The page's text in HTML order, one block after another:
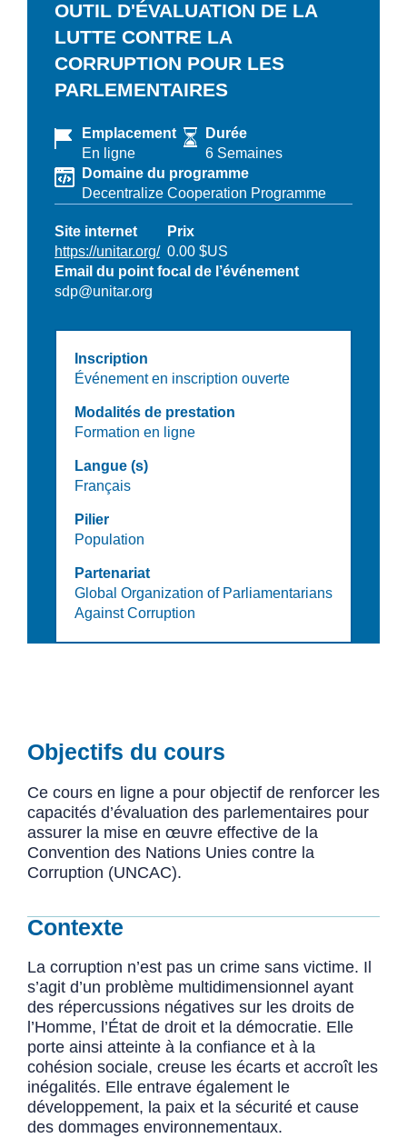
OUTIL D'ÉVALUATION DE LA
LUTTE CONTRE LA
CORRUPTION POUR LES
PARLEMENTAIRES
Emplacement
En ligne
Durée
6 Semaines
Domaine du programme
Decentralize Cooperation Programme
Site internet
https://unitar.org/
Prix
0.00 $US
Email du point focal de l’événement
sdp@unitar.org
Inscription
Événement en inscription ouverte
Modalités de prestation
Formation en ligne
Langue (s)
Français
Pilier
Population
Partenariat
Global Organization of Parliamentarians
Against Corruption
Objectifs du cours
Ce cours en ligne a pour objectif de renforcer les
capacités d’évaluation des parlementaires pour
assurer la mise en œuvre effective de la
Convention des Nations Unies contre la
Corruption (UNCAC).
Contexte
La corruption n’est pas un crime sans victime. Il
s’agit d’un problème multidimensionnel ayant
des répercussions négatives sur les droits de
l’Homme, l’État de droit et la démocratie. Elle
porte ainsi atteinte à la confiance et à la
cohésion sociale, creuse les écarts et accroît les
inégalités. Elle entrave également le
développement, la paix et la sécurité et cause
des dommages environnementaux.